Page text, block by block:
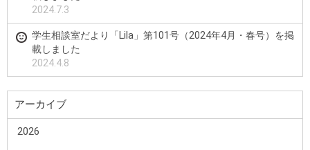
2024.7.3
学生相談室だより「Lila」第101号（2024年4月・春号）を掲
載しました
2024.4.8
アーカイブ
2026